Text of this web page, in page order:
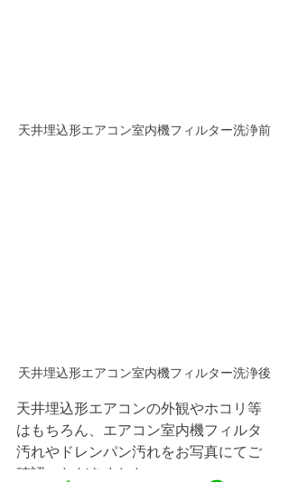
天井埋込形エアコン室内機フィルター洗浄前
天井埋込形エアコン室内機フィルター洗浄後
天井埋込形エアコンの外観やホコリ等
はもちろん、エアコン室内機フィルタ
汚れやドレンパン汚れをお写真にてご
確認いただきました。